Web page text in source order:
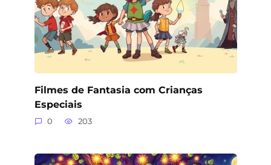
Filmes de Fantasia com Crianças
Especiais
0 203